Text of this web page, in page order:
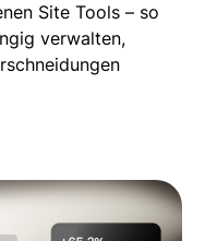
Site Tools – so
verwalten,